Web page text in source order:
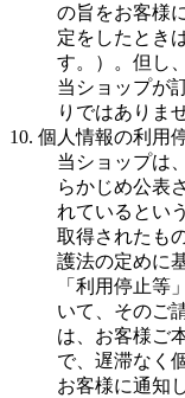
の旨をお客様
定をしたとき
す。）。但し
当ショップが
りではありま
10. 個人情報の利用
当ショップは
らかじめ公表
れているとい
取得されたも
護法の定めに
「利用停止等
いて、そのご
は、お客様ご
で、遅滞なく
お客様に通知